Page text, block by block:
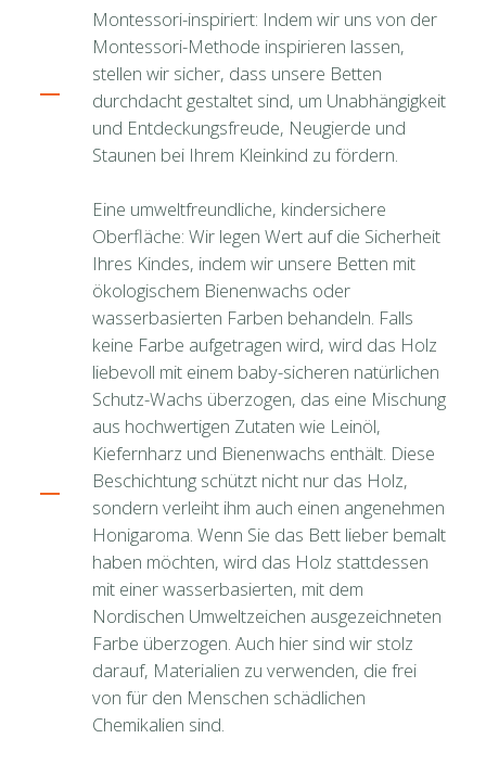
Montessori-inspiriert: Indem wir uns von der
Montessori-Methode inspirieren lassen,
stellen wir sicher, dass unsere Betten
durchdacht gestaltet sind, um Unabhängigkeit
und Entdeckungsfreude, Neugierde und
Staunen bei Ihrem Kleinkind zu fördern.
Eine umweltfreundliche, kindersichere
Oberfläche: Wir legen Wert auf die Sicherheit
Ihres Kindes, indem wir unsere Betten mit
ökologischem Bienenwachs oder
wasserbasierten Farben behandeln. Falls
keine Farbe aufgetragen wird, wird das Holz
liebevoll mit einem baby-sicheren natürlichen
Schutz-Wachs überzogen, das eine Mischung
aus hochwertigen Zutaten wie Leinöl,
Kiefernharz und Bienenwachs enthält. Diese
Beschichtung schützt nicht nur das Holz,
sondern verleiht ihm auch einen angenehmen
Honigaroma. Wenn Sie das Bett lieber bemalt
haben möchten, wird das Holz stattdessen
mit einer wasserbasierten, mit dem
Nordischen Umweltzeichen ausgezeichneten
Farbe überzogen. Auch hier sind wir stolz
darauf, Materialien zu verwenden, die frei
von für den Menschen schädlichen
Chemikalien sind.